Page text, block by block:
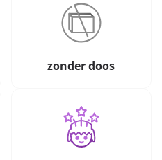
zonder doos